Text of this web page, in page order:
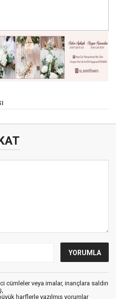
cümleler veya imalar, inançlara saldırı
harflerle yazılmış yorumlar